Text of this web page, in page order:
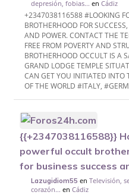
depresión, fobias... enCádiz
+2347038116588 #LOOKING
BROTHERHOOD FOR
AND POWER. CONTACT THE
FREE FROM POVERTY AND
BROTHERHOOD OCCULT IS A
GRAND LODGE TEMPLE
CAN GET YOU INITIATED INTO
OF THE WORLD #ITALY,
{{+2347038116588}}
powerful occult
for business success
Lazugidiom55 enTelevisión,
corazón... enCádiz